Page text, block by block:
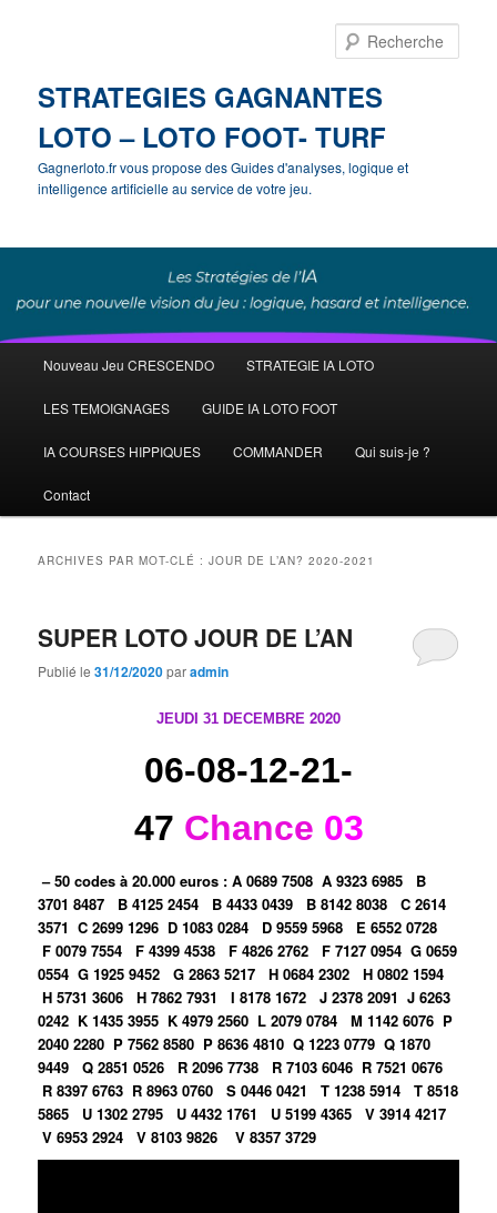
STRATEGIES GAGNANTES
LOTO – LOTO FOOT- TURF
Gagnerloto.fr vous propose des Guides d'analyses, logique et
intelligence artificielle au service de votre jeu.
principal
Aller
au
contenu
Aller
au
contenu
Nouveau Jeu CRESCENDO STRATEGIE IA LOTO
LES TEMOIGNAGES GUIDE IA LOTO FOOT
IA COURSES HIPPIQUES COMMANDER Qui suis-je ?
Contact
ARCHIVES PAR MOT-CLÉ :JOUR DE L’AN? 2020-2021
SUPER LOTO JOUR DE L’AN
Publié le31/12/2020paradmin
JEUDI 31 DECEMBRE 2020
06-08-12-21-
47 Chance 03
– 50 codes à 20.000 euros :A 0689 7508A 9323 6985 B
3701 8487 B 4125 2454 B 4433 0439 B 8142 8038C 2614
3571C 2699 1296 D 1083 0284 D 9559 5968 E 6552 0728
F 0079 7554 F 4399 4538 F 4826 2762 F 7127 0954G 0659
0554G 1925 9452G 2863 5217H 0684 2302H 0802 1594
H 5731 3606H 7862 7931I 8178 1672J 2378 2091J 6263
0242 K 1435 3955 K 4979 2560 L 2079 0784M 1142 6076 P
2040 2280 P 7562 8580 P 8636 4810Q 1223 0779Q 1870
9449Q 2851 0526 R 2096 7738 R 7103 6046 R 7521 0676
R 8397 6763 R 8963 0760S 0446 0421T 1238 5914T 8518
5865 U 1302 2795 U 4432 1761 U 5199 4365V 3914 4217
V 6953 2924V 8103 9826V 8357 3729